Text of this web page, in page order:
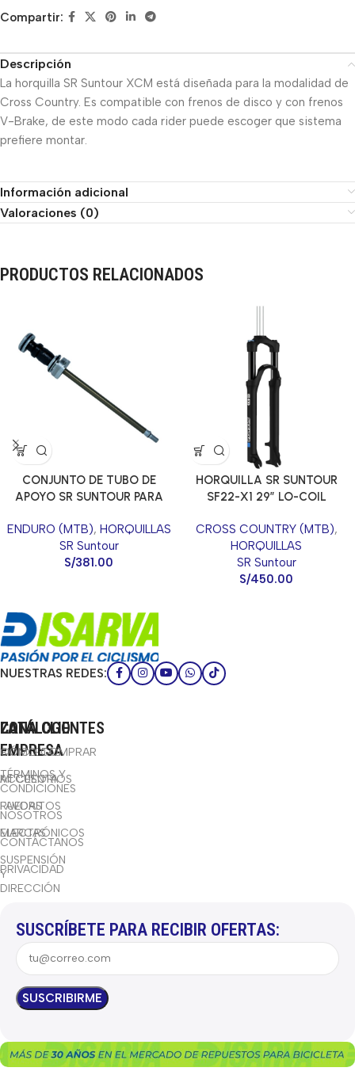
Compartir:
Descripción
La horquilla SR Suntour XCM está diseñada para la modalidad de
Cross Country. Es compatible con frenos de disco y con frenos
V-Brake, de este modo cada rider puede escoger que sistema
prefiere montar.
Información adicional
Valoraciones (0)
PRODUCTOS RELACIONADOS
CONJUNTO DE TUBO DE
APOYO SR SUNTOUR PARA
ENDURO (MTB), HORQUILLAS
SR Suntour
S/381.00
HORQUILLA SR SUNTOUR
SF22-X1 29″ LO-COIL
TS 1-1/8″ AXLE 9MM GLOSS
CROSS COUNTRY (MTB),
HORQUILLAS
SR Suntour
S/450.00
NUESTRAS REDES:
CATÁLOGO
BICICLETAS
ACCESORIOS
RUEDAS
ELECTRÓNICOS
SUSPENSIÓN
Y
DIRECCIÓN
LA
EMPRESA
TÉRMINOS Y
CONDICIONES
NOSOTROS
CONTÁCTANOS
PRIVACIDAD
ZONA CLIENTES
CÓMO COMPRAR
MI CUENTA
FAVORITOS
MARCAS
SUSCRÍBETE PARA RECIBIR OFERTAS: